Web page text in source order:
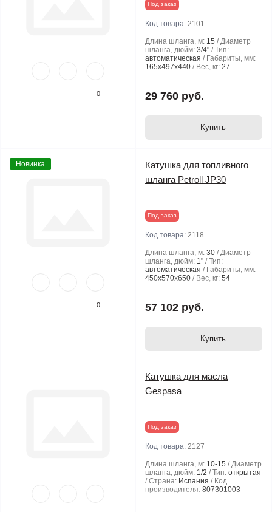
0
Под заказ
Код товара: 2101
Длина шланга, м: 15
Диаметр
шланга, дюйм: 3/4"
Тип:
автоматическая
Габариты, мм:
165х497х440
Вес, кг: 27
29 760 руб.
Купить
Новинка
0
Катушка для топливного
шланга Petroll JP30
Под заказ
Код товара: 2118
Длина шланга, м: 30
Диаметр
шланга, дюйм: 1"
Тип:
автоматическая
Габариты, мм:
450х570х650
Вес, кг: 54
57 102 руб.
Купить
Катушка для масла
Gespasa
Под заказ
Код товара: 2127
Длина шланга, м: 10-15
Диаметр
шланга, дюйм: 1/2 Тип: открытая
Страна: Испания
Код
производителя: 807301003